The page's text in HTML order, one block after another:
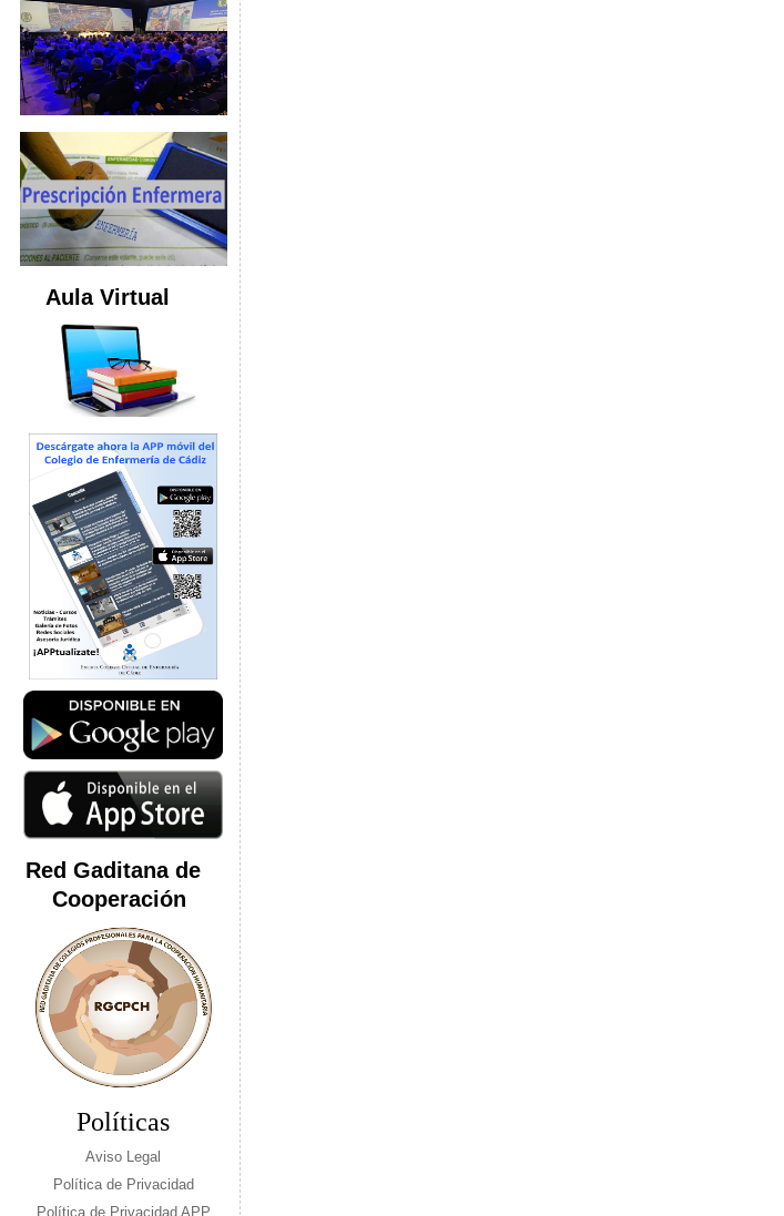
Aula Virtual
Red Gaditana de
Cooperación
Políticas
Aviso Legal
Política de Privacidad
Política de Privacidad APP